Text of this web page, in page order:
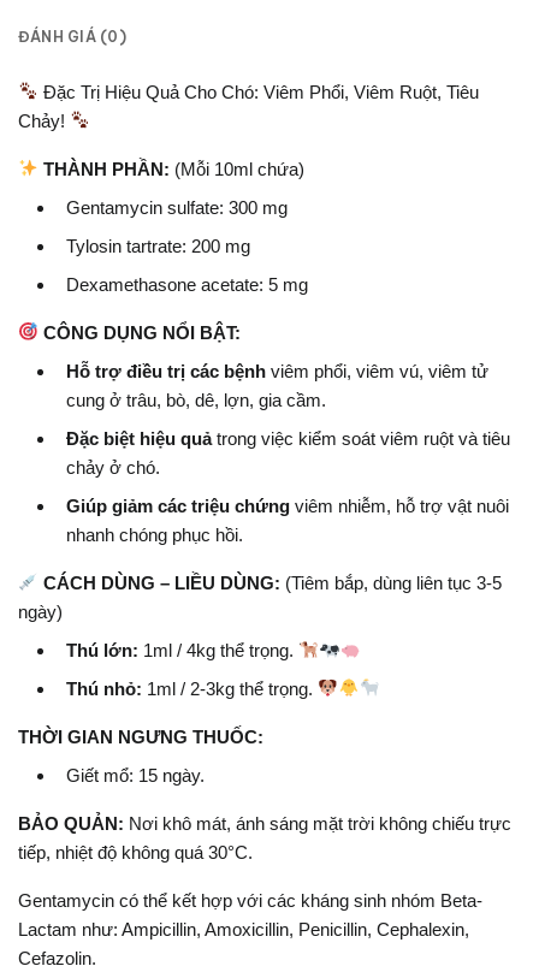
ĐÁNH GIÁ (0)
Đặc Trị Hiệu Quả Cho Chó: Viêm Phổi, Viêm Ruột, Tiêu
Chảy!
THÀNH PHẦN: (Mỗi 10ml chứa)
Gentamycin sulfate: 300 mg
Tylosin tartrate: 200 mg
Dexamethasone acetate: 5 mg
CÔNG DỤNG NỔI BẬT:
Hỗ trợ điều trị các bệnh viêm phổi, viêm vú, viêm tử
cung ở trâu, bò, dê, lợn, gia cầm.
Đặc biệt hiệu quảtrong việc kiểm soát viêm ruột và tiêu
chảy ở chó.
Giúp giảm các triệu chứng viêm nhiễm, hỗ trợ vật nuôi
nhanh chóng phục hồi.
CÁCH DÙNG – LIỀU DÙNG: (Tiêm bắp, dùng liên tục 3-5
ngày)
Thú lớn: 1ml / 4kg thể trọng.
Thú nhỏ: 1ml / 2-3kg thể trọng.
THỜI GIAN NGƯNG THUỐC:
Giết mổ: 15 ngày.
BẢO QUẢN: Nơi khô mát, ánh sáng mặt trời không chiếu trực
tiếp, nhiệt độ không quá 30°C.
Gentamycin có thể kết hợp với các kháng sinh nhóm Beta-
Lactam như: Ampicillin, Amoxicillin, Penicillin, Cephalexin,
Cefazolin.